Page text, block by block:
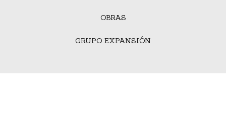
OBRAS
GRUPO EXPANSIÓN